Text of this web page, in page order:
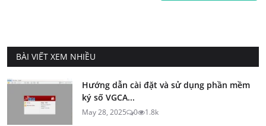
BÀI VIẾT XEM NHIỀU
Hướng dẫn cài đặt và sử dụng phần mềm
ký số VGCA...
May 28, 2025 0 1.8k